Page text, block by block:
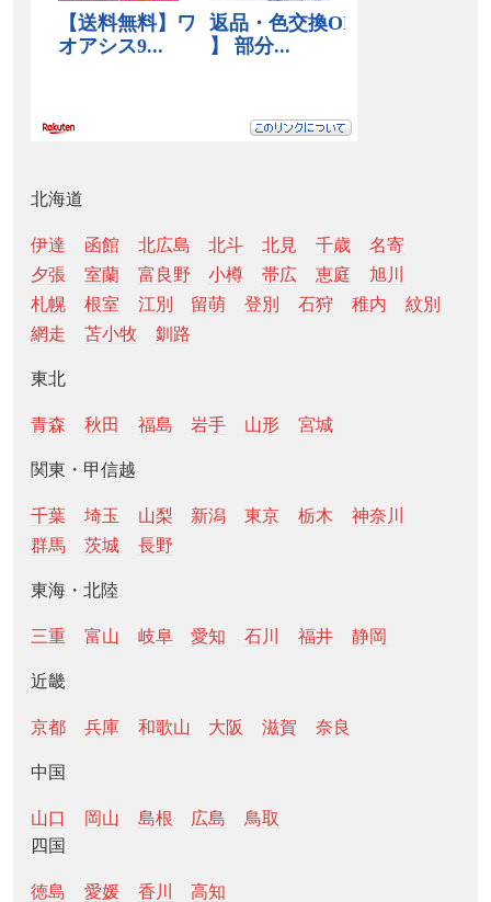
北海道
伊達 函館 北広島 北斗 北見 千歳
名寄
夕張
室蘭 富良野 小樽 帯広 恵庭
旭川
札幌
根室 江別 留萌 登別 石狩 稚内
紋別
網走
苫小牧 釧路
東北
青森 秋田 福島 岩手 山形 宮城
関東・甲信越
千葉 埼玉 山梨 新潟 東京 栃木
神奈川
群馬
茨城 長野
東海・北陸
三重 富山 岐阜 愛知 石川 福井 静岡
近畿
京都 兵庫 和歌山 大阪 滋賀 奈良
中国
山口 岡山 島根 広島
鳥取
四国
徳島 愛媛 香川
高知